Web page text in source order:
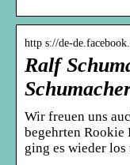
http s://de-
Ralf
Wir freuen uns
begehrten Rookie
ging es wieder